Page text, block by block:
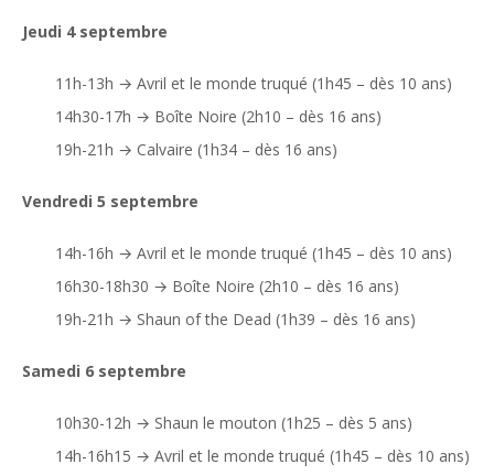
Jeudi 4 septembre
11h-13h → Avril et le monde truqué (1h45 – dès 10 ans)
14h30-17h → Boîte Noire (2h10 – dès 16 ans)
19h-21h → Calvaire (1h34 – dès 16 ans)
Vendredi 5 septembre
14h-16h → Avril et le monde truqué (1h45 – dès 10 ans)
16h30-18h30 → Boîte Noire (2h10 – dès 16 ans)
19h-21h → Shaun of the Dead (1h39 – dès 16 ans)
Samedi 6 septembre
10h30-12h → Shaun le mouton (1h25 – dès 5 ans)
14h-16h15 → Avril et le monde truqué (1h45 – dès 10 ans)